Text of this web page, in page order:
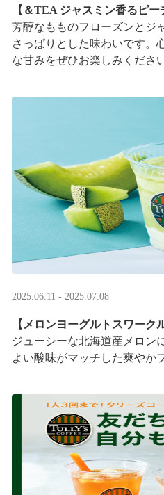
【＆TEA ジャスミン香るピー
芳醇なもものフローズンとジ
さっぱりとした味わいです。
な甘みをぜひお楽しみくださ
2025.06.11 - 2025.07.08
【メロンヨーグルトスワーク
ジューシーな北海道産メロン
よい酸味がマッチした爽やか